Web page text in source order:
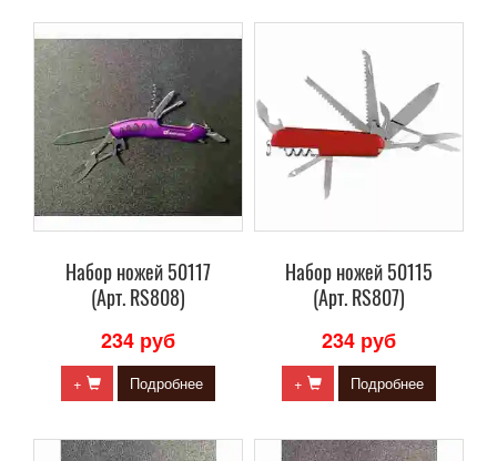
Набор ножей 50117
(Арт. RS808)
234 руб
+ Подробнее
Набор ножей 50115
(Арт. RS807)
234 руб
+ Подробнее